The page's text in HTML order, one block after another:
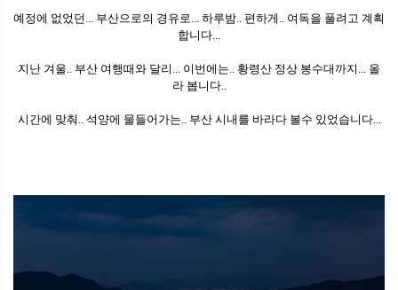
예정에 없었던... 부산으로의 경유로... 하루밤.. 편하게.. 여독을 풀려고 계획
합니다...
지난 겨울.. 부산 여행때와 달리... 이번에는.. 황령산 정상 봉수대까지... 올
라 봅니다..
시간에 맞춰.. 석양에 물들어가는.. 부산 시내를 바라다 볼수 있었습니다...